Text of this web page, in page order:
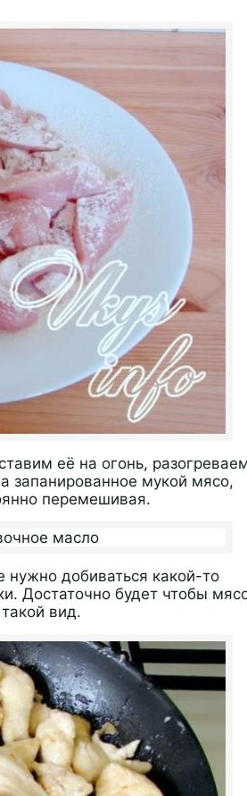
её на огонь,
запанированное мукой мясо,
перемешивая.
нужно добиваться какой-то
Достаточно будет чтобы
вид.